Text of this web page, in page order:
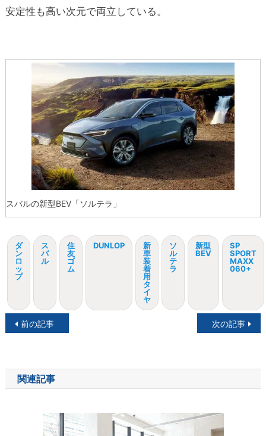
安定性も高い次元で両立している。
スバルの新型BEV「ソルテラ」
ダ
ン
ロ
ッ
プ
ス
バ
ル
住
友
ゴ
ム
DUNLOP
新
車
装
着
用
タ
イ
ヤ
ソ
ル
テ
ラ
新型
BEV
SP
SPORT
MAXX
060+
投
ナ
ビ
前の記事 次の記事
関連記事